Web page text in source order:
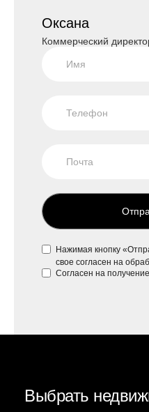
Оксана
Коммерческий
Нажимая кнопку
свое согласен на
Согласен на
Выбрать